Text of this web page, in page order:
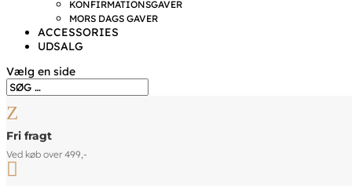
KONFIRMATIONSGAVER
MORS DAGS GAVER
ACCESSORIES
UDSALG
Vælg en side
Z
Fri fragt
Ved køb over 499,-
